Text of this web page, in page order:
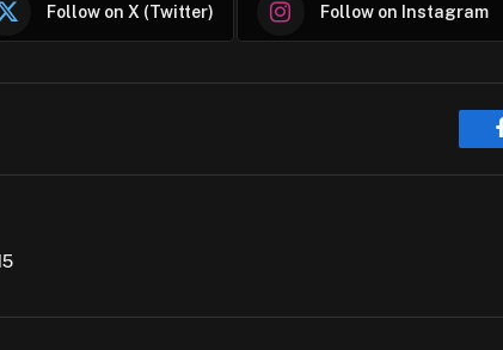
Follow on X (Twitter) Follow on Instagram